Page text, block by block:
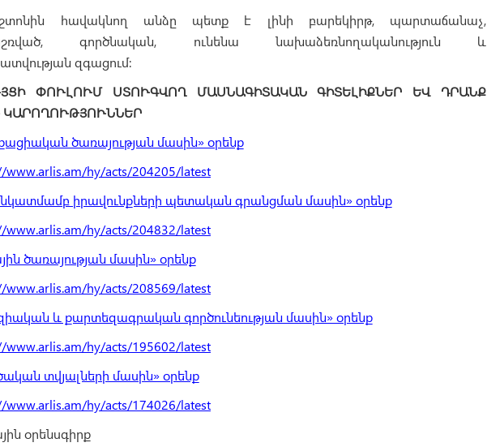
հավակնող անձը պետք է լինի բարեկիրթ, պարտաճանաչ,
գործնական, ունենա նախաձեռնողականություն և
զգացում:
ՓՈՒԼՈՒՄ ՍՏՈՒԳՎՈՂ ՄԱՍՆԱԳԻՏԱԿԱՆ ԳԻՏԵԼԻՔՆԵՐ ԵՎ ԴՐԱՆՔ
ԿԱՐՈՂՈՒԹՅՈՒՆՆԵՐ
ծառայության մասին» օրենք
www.arlis.am/hy/acts/204205/latest
նկատմամբ իրավունքների պետական գրանցման մասին» օրենք
www.arlis.am/hy/acts/204832/latest
ծառայության մասին» օրենք
www.arlis.am/hy/acts/208569/latest
և քարտեզագրական գործունեության մասին» օրենք
www.arlis.am/hy/acts/195602/latest
տվյալների մասին» օրենք
www.arlis.am/hy/acts/174026/latest
օրենսգիրք